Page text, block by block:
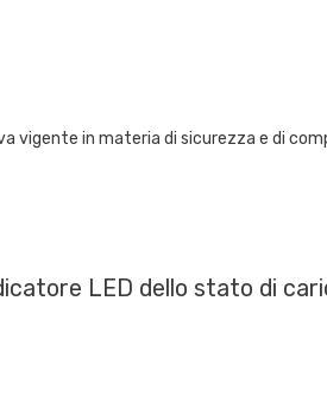
vigente in materia di sicurezza e di
LED dello stato di